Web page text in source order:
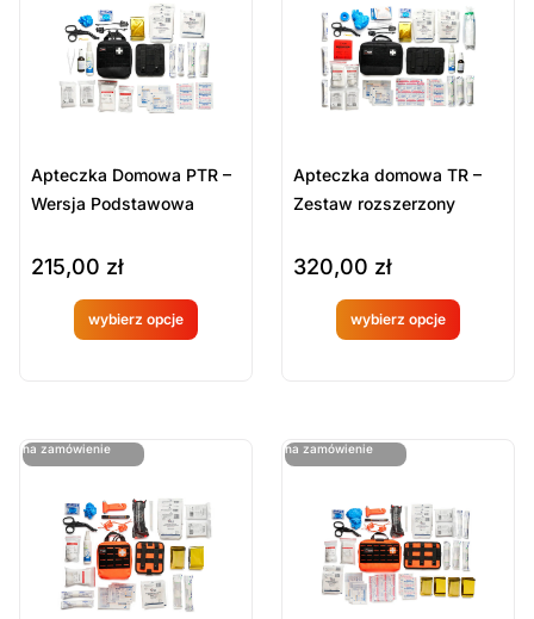
Cena
Kategorie Produktów
Apteczki pierwszej pomocy
Plecaki, Torby, Zestawy
Ratownictwo medyczne
Apteczka Domowa PTR –
Wersja Podstawowa
215,00 zł
wybierz opcje
Produkt
na
zamówien
Apteczka domowa TR –
Zestaw rozszerzony
320,00 zł
wybierz opcje
Produkt
na
zamówien
na zamówienie
ostatnie sztuki na zamówienie
ostatnie sztuki